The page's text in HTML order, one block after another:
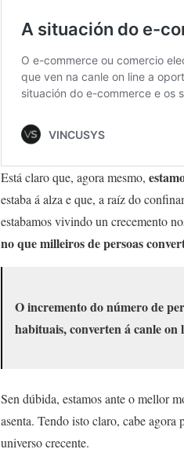
Está claro que, agora mesmo,
estaba á alza e que, a raíz do
estabamos vivindo un crecemento
no que milleiros de persoas
O incremento do número de
habituais, converten á canle
Sen dúbida, estamos ante o mellor
asenta. Tendo isto claro, cabe agora
universo crecente.